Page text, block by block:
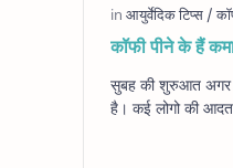
कॉफी पीने के हैं
सुबह की शुरुआत अगर
है। कई लोगो की आदत